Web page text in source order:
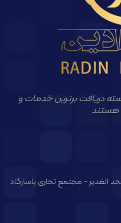
دریافت برترین خدمات و
هستند
الغدیر - مجتمع تجاری پاسارگاد